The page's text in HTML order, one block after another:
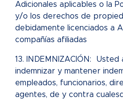
Adicionales aplicables o la
y/o los derechos de
debidamente licenciados a
compañías afiliadas
13. INDEMNIZACIÓN:
indemnizar y mantener
empleados, funcionarios,
agentes, de y contra